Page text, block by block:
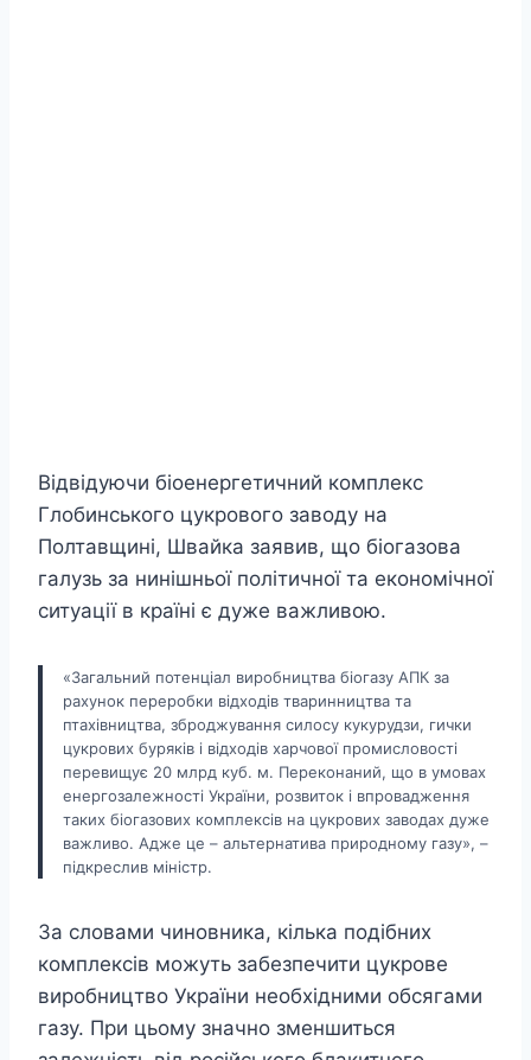
Відвідуючи біоенергетичний комплекс
Глобинського цукрового заводу на
Полтавщині, Швайка заявив, що біогазова
галузь за нинішньої політичної та економічної
ситуації в країні є дуже важливою.
«Загальний потенціал виробництва біогазу АПК за
рахунок переробки відходів тваринництва та
птахівництва, зброджування силосу кукурудзи, гички
цукрових буряків і відходів харчової промисловості
перевищує 20 млрд куб. м. Переконаний, що в умовах
енергозалежності України, розвиток і впровадження
таких біогазових комплексів на цукрових заводах дуже
важливо. Адже це – альтернатива природному газу», –
підкреслив міністр.
За словами чиновника, кілька подібних
комплексів можуть забезпечити цукрове
виробництво України необхідними обсягами
газу. При цьому значно зменшиться